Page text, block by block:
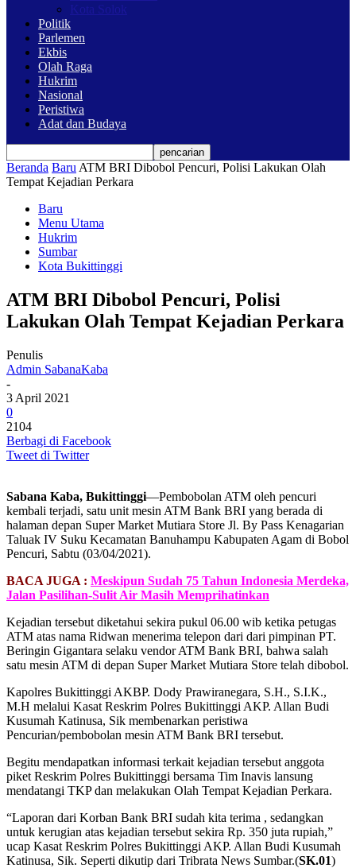
Kota Solok
Politik
Parlemen
Ekbis
Olah Raga
Hukrim
Nasional
Peristiwa
Adat dan Budaya
Beranda Baru ATM BRI Dibobol Pencuri, Polisi Lakukan Olah
Tempat Kejadian Perkara
Baru
Menu Utama
Hukrim
Sumbar
Kota Bukittinggi
ATM BRI Dibobol Pencuri, Polisi
Lakukan Olah Tempat Kejadian Perkara
Penulis
Admin SabanaKaba
-
3 April 2021
0
2104
Berbagi di Facebook
Tweet di Twitter
Sabana Kaba, Bukittinggi—Pembobolan ATM oleh pencuri
kembali terjadi, satu unit mesin ATM Bank BRI yang berada di
halaman depan Super Market Mutiara Store Jl. By Pass Kenagarian
Taluak IV Suku Kecamatan Banuhampu Kabupaten Agam di Bobol
Pencuri, Sabtu (03/04/2021).
BACA JUGA : Meskipun Sudah 75 Tahun Indonesia Merdeka,
Jalan Pasilihan-Sulit Air Masih Memprihatinkan
Kejadian tersebut diketahui sekira pukul 06.00 wib ketika petugas
ATM atas nama Ridwan menerima telepon dari dari pimpinan PT.
Beringin Gigantara selaku vendor ATM Bank BRI, bahwa salah
satu mesin ATM di depan Super Market Mutiara Store telah dibobol.
Kapolres Bukittinggi AKBP. Dody Prawiranegara, S.H., S.I.K.,
M.H melalui Kasat Reskrim Polres Bukittinggi AKP. Allan Budi
Kusumah Katinusa, Sik membenarkan peristiwa
Pencurian/pembobolan mesin ATM Bank BRI tersebut.
Begitu mendapatkan informasi terkait kejadian tersebut anggota
piket Reskrim Polres Bukittinggi bersama Tim Inavis lansung
mendatangi TKP dan melakukan Olah Tempat Kejadian Perkara.
“Laporan dari Korban Bank BRI sudah kita terima , sedangkan
untuk kerugian atas kejadian tersebut sekira Rp. 350 juta rupiah,”
ucap Kasat Reskrim Polres Bukittinggi AKP. Allan Budi Kusumah
Katinusa, Sik. Seperti dikutip dari Tribrata News Sumbar.(SK.01)